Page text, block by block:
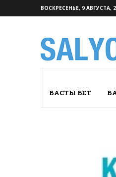
ВОСКРЕСЕНЬЕ, 9 АВГУСТА,
БАСТЫ БЕТ